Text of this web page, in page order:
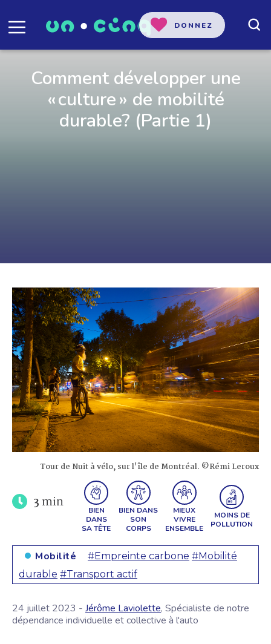
DONNEZ
Comment développer une
« culture » de mobilité
durable? (Partie 1)
Tour de Nuit à vélo, sur l'île de Montréal. ©Rémi Leroux
3 min
BIEN
DANS
SA TÊTE
BIEN DANS
SON
CORPS
MIEUX
VIVRE
ENSEMBLE
MOINS DE
POLLUTION
Mobilité #Empreinte carbone #Mobilité
durable #Transport actif
24 juillet 2023 - Jérôme Laviolette, Spécialiste de notre
dépendance individuelle et collective à l'auto